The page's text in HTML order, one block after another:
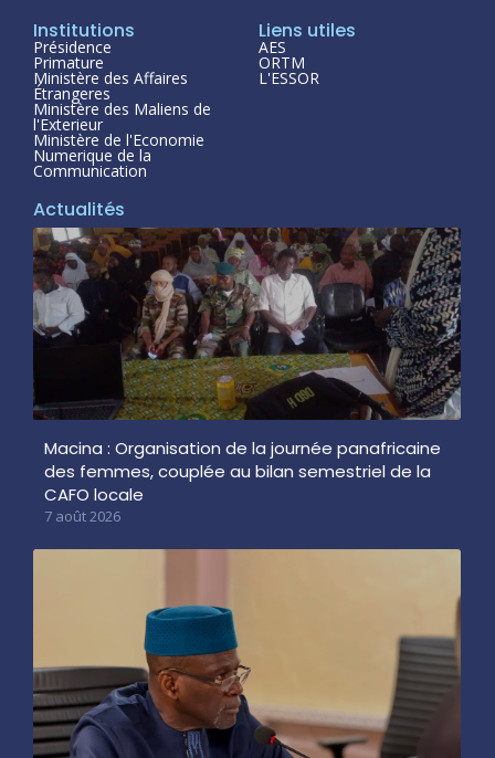
Institutions
Présidence
Primature
Ministère des Affaires
Étrangeres
Ministère des Maliens de
l'Exterieur
Ministère de l'Economie
Numerique de la
Communication
Liens utiles
AES
ORTM
L'ESSOR
Actualités
Macina : Organisation de la journée panafricaine
des femmes, couplée au bilan semestriel de la
CAFO locale
7 août 2026